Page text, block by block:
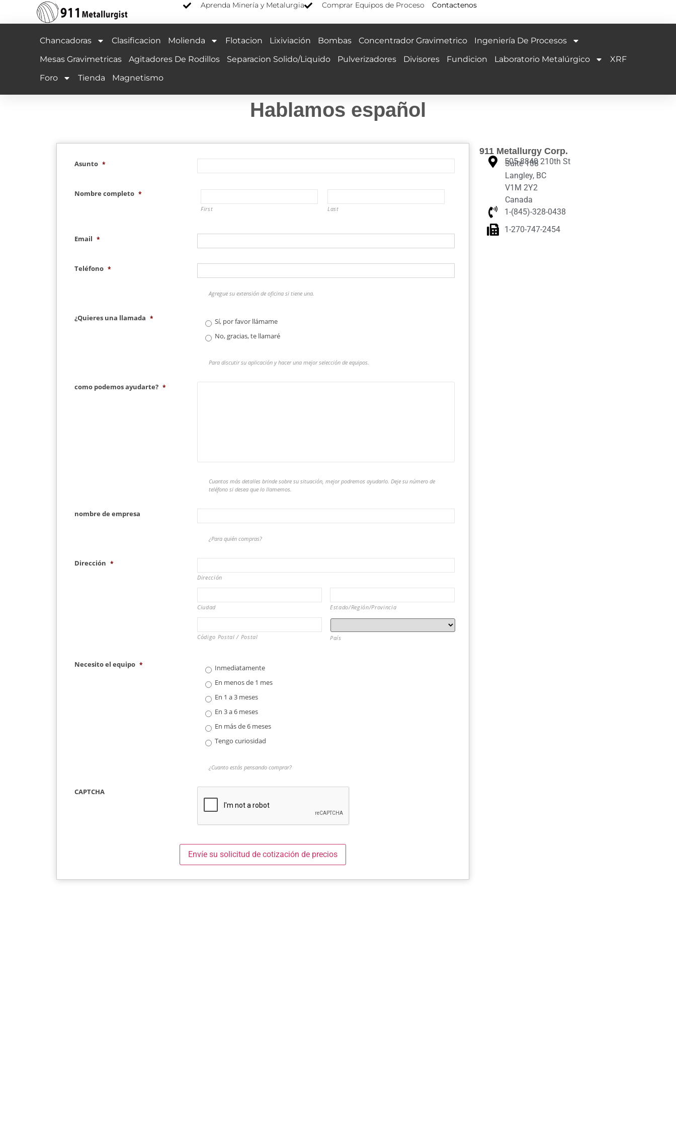
Aprenda Minería y Metalurgia Comprar Equipos de Proceso Contactenos
Chancadoras Clasificacion Molienda Flotacion Lixiviación Bombas Concentrador Gravimetrico
Ingeniería De Procesos
Mesas Gravimetricas
Agitadores De Rodillos Separacion Solido/Liquido Pulverizadores Divisores Fundicion Laboratorio Metalúrgico
XRF
Foro
Tienda Magnetismo
Hablamos español
Asunto *
Nombre completo *
First Last
Email *
Teléfono *
Agregue su extensión de oficina si tiene una.
¿Quieres una llamada *
Sí, por favor llámame
No, gracias, te llamaré
Para discutir su aplicación y hacer una mejor selección de equipos.
como podemos ayudarte? *
Cuantos más detalles brinde sobre su situación, mejor podremos ayudarlo. Deje su número de
teléfono si desea que lo llamemos.
nombre de empresa
¿Para quién compras?
Dirección *
Dirección
Ciudad Estado/Región/Provincia
Código Postal / Postal País
Necesito el equipo *
Inmediatamente
En menos de 1 mes
En 1 a 3 meses
En 3 a 6 meses
En más de 6 meses
Tengo curiosidad
¿Cuanto estás pensando comprar?
CAPTCHA
Envíe su solicitud de cotización de precios
911 Metallurgy Corp.
505-8840 210th St
Suite 108
Langley, BC
V1M 2Y2
Canada
1-(845)-328-0438‬
1-270-747-2454